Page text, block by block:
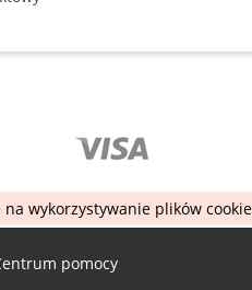
wykorzystywanie plików
pomocy